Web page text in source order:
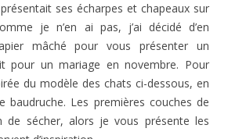
présentait ses écharpes et chapeaux sur
je n’en ai pas, j’ai décidé d’en
mâché pour vous présenter un
pour un mariage en novembre. Pour
du modèle des chats ci-dessous, en
baudruche. Les premières couches de
de sécher, alors je vous présente les